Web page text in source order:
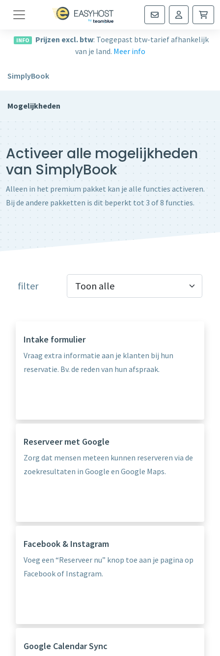
Navigatie
INFO Prijzen excl. btw: Toegepast btw-tarief afhankelijk
van je land. Meer info
SimplyBook
Mogelijkheden
Activeer alle mogelijkheden
van SimplyBook
Alleen in het premium pakket kan je alle functies activeren.
Bij de andere pakketten is dit beperkt tot 3 of 8 functies.
filter
Intake formulier
Vraag extra informatie aan je klanten bij hun
reservatie. Bv. de reden van hun afspraak.
Reserveer met Google
Zorg dat mensen meteen kunnen reserveren via de
zoekresultaten in Google en Google Maps.
Facebook & Instagram
Voeg een “Reserveer nu” knop toe aan je pagina op
Facebook of Instagram.
Google Calendar Sync